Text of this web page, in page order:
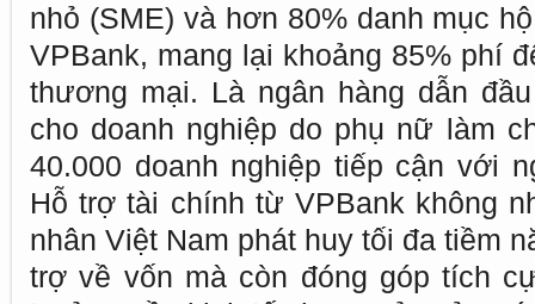
nhỏ (SME) và hơn 80% danh mục
VPBank, mang lại khoảng 85% phí
thương mại. Là ngân hàng dẫn
cho doanh nghiệp do phụ nữ làm
40.000 doanh nghiệp tiếp cận với
Hỗ trợ tài chính từ VPBank không
nhân Việt Nam phát huy tối đa tiềm
trợ về vốn mà còn đóng góp tích